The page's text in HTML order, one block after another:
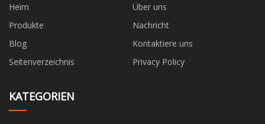
Heim
Über uns
Produkte
Nachricht
Blog
Kontaktiere uns
Seitenverzeichnis
Privacy Policy
KATEGORIEN